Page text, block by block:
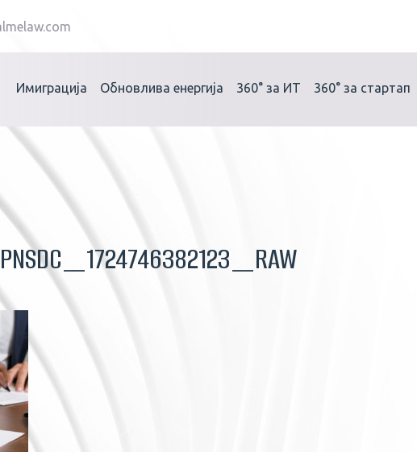
Имиграција Обновлива енергија 360° за ИТ 360° за стартап